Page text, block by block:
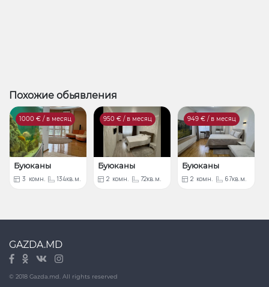
Похожие обьявления
1000 € / в месяц
Буюканы
3 комн. 134кв.м.
950 € / в месяц
Буюканы
2 комн. 72кв.м.
949 € / в месяц
Буюканы
2 комн. 67кв.м.
GAZDA.MD
© 2018 Gazda.md. All rights reserved